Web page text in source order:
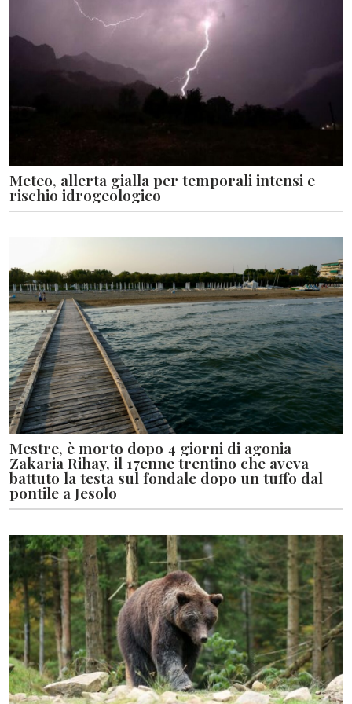
Meteo, allerta gialla per temporali intensi e
rischio idrogeologico
Mestre, è morto dopo 4 giorni di agonia
Zakaria Rihay, il 17enne trentino che aveva
battuto la testa sul fondale dopo un tuffo dal
pontile a Jesolo